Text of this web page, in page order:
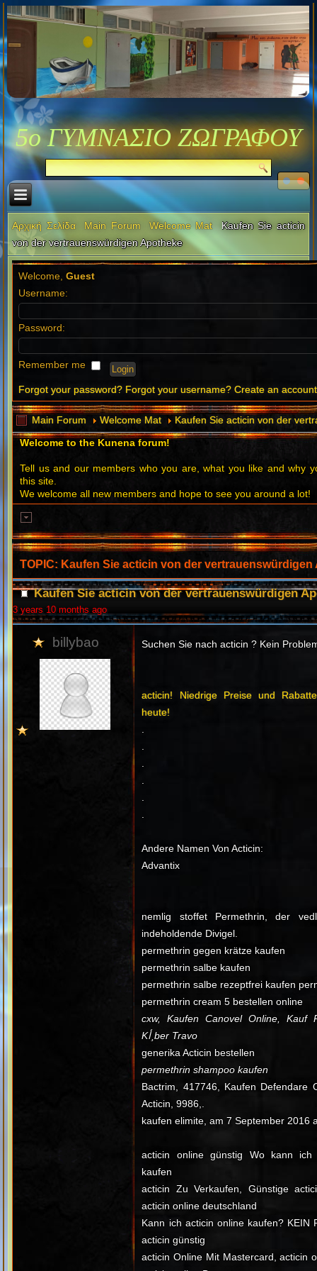
5ο ΓΥΜΝΑΣΙΟ ΖΩΓΡΑΦΟΥ
Αρχική Σελίδα Main Forum Welcome Mat
Kaufen Sie acticin
von der vertrauenswürdigen Apotheke
Welcome,Guest
Username:
Password:
Remember me
Forgot your password? Forgot your username? Create an account
Main Forum Welcome Mat
Kaufen Sie acticin von der
Welcome to the Kunena forum!
Tell us and our members who you are, what you like and why
this site.
We welcome all new members and hope to see you around a lot!
TOPIC: Kaufen Sie acticin von der vertrauenswürdigen
Kaufen Sie acticin von der vertrauenswürdigen
3 years 10 months ago
billybao Suchen Sie nach acticin ? Kein
acticin! Niedrige Preise und
heute!
.
.
.
.
.
.
Andere Namen Von Acticin:
Advantix
nemlig stoffet Permethrin, der
indeholdende Divigel.
permethrin gegen krätze kaufen
permethrin salbe kaufen
permethrin salbe rezeptfrei kaufen
permethrin cream 5 bestellen online
cxw, Kaufen Canovel Online, Kauf
Kأ¸ber Travo
generika Acticin bestellen
permethrin shampoo kaufen
Bactrim, 417746, Kaufen Defendare
Acticin, 9986,.
kaufen elimite, am 7 September 2016
acticin online günstig Wo kann ich
kaufen
acticin Zu Verkaufen, Günstige
acticin online deutschland
Kann ich acticin online kaufen? KEIN
acticin günstig
acticin Online Mit Mastercard, acticin